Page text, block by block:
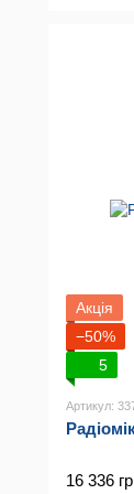
Акція
−50%
5
Артикул:
16 336